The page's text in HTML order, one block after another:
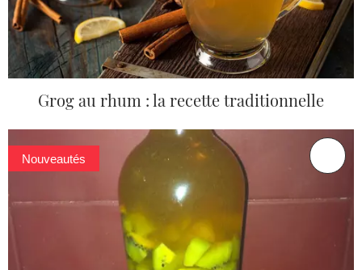
Grog au rhum : la recette traditionnelle
Nouveautés